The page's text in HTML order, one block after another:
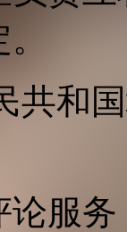
共和
服